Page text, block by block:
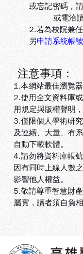
或忘記密碼，請
或電洽讀者
2.若為校院兼
另申請系統帳號
注意事項：
1.本網站最佳瀏覽
2.使用全文資料庫
用規定與版權聲明
3.僅限個人學術研
及連續、大量、有
自動下載軟體。
4.請勿將資料庫帳
因有同時上線人數
影響他人權益。
5.敬請尊重智慧財
屬實，讀者須自負